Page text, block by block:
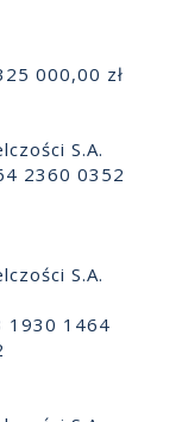
000,00 zł
S.A.
2360 0352
S.A.
1930 1464